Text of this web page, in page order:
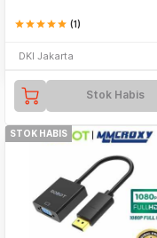
starstarstarstarstar (1)
DKI Jakarta
Stok Habis
STOK HABIS